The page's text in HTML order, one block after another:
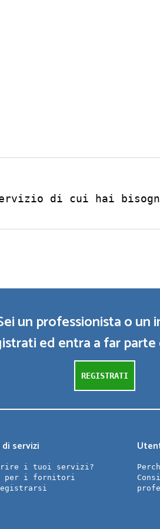
di cui hai
un professionista o un
ed entra a far
REGISTRATI
servizi
i tuoi servizi?
per i fornitori